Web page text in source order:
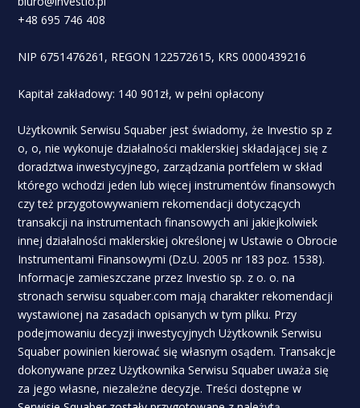
+48 695 746 408
NIP 6751476261, REGON 122572615, KRS 0000439216
Kapitał zakładowy: 140 901zł, w pełni opłacony
Użytkownik Serwisu Squaber jest świadomy, że Investio sp z
o, o, nie wykonuje działalności maklerskiej składającej się z
doradztwa inwestycyjnego, zarządzania portfelem w skład
którego wchodzi jeden lub więcej instrumentów finansowych
czy też przygotowywaniem rekomendacji dotyczących
transakcji na instrumentach finansowych ani jakiejkolwiek
innej działalności maklerskiej określonej w Ustawie o Obrocie
Instrumentami Finansowymi (Dz.U. 2005 nr 183 poz. 1538).
Informacje zamieszczane przez Investio sp. z o. o. na
stronach serwisu squaber.com mają charakter rekomendacji
wystawionej na zasadach opisanych w tym pliku. Przy
podejmowaniu decyzji inwestycyjnych Użytkownik Serwisu
Squaber powinien kierować się własnym osądem. Transakcje
dokonywane przez Użytkownika Serwisu Squaber uważa się
za jego własne, niezależne decyzje. Treści dostępne w